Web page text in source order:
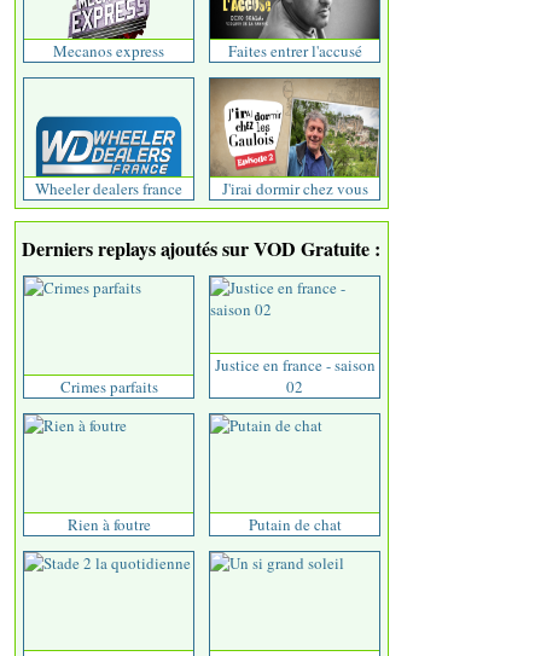
Mecanos express Faites entrer l'accusé
Wheeler dealers france J'irai dormir chez vous
Derniers replays ajoutés sur VOD Gratuite :
Crimes parfaits
Justice en france - saison
02
Rien à foutre Putain de chat